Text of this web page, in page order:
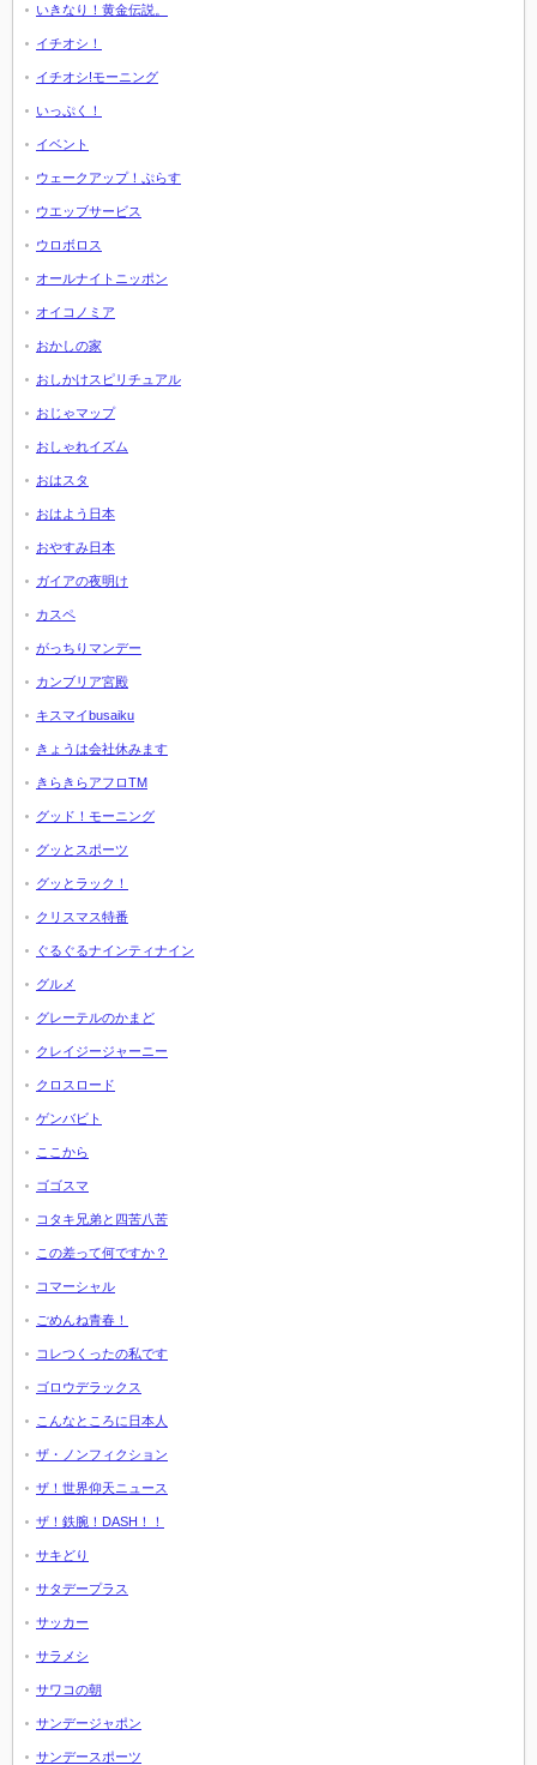
いきなり！黄金伝説。
イチオシ！
イチオシ!モーニング
いっぷく！
イベント
ウェークアップ！ぷらす
ウエッブサービス
ウロボロス
オールナイトニッポン
オイコノミア
おかしの家
おしかけスピリチュアル
おじゃマップ
おしゃれイズム
おはスタ
おはよう日本
おやすみ日本
ガイアの夜明け
カスペ
がっちりマンデー
カンブリア宮殿
キスマイbusaiku
きょうは会社休みます
きらきらアフロTM
グッド！モーニング
グッとスポーツ
グッとラック！
クリスマス特番
ぐるぐるナインティナイン
グルメ
グレーテルのかまど
クレイジージャーニー
クロスロード
ゲンバビト
ここから
ゴゴスマ
コタキ兄弟と四苦八苦
この差って何ですか？
コマーシャル
ごめんね青春！
コレつくったの私です
ゴロウデラックス
こんなところに日本人
ザ・ノンフィクション
ザ！世界仰天ニュース
ザ！鉄腕！DASH！！
サキどり
サタデープラス
サッカー
サラメシ
サワコの朝
サンデージャポン
サンデースポーツ